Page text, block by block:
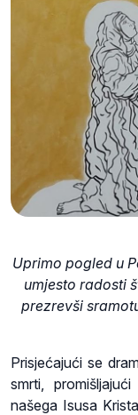
Uprimo pogled u
umjesto radosti
prezrevši
Prisjećajući se
smrti,
našega Isusa